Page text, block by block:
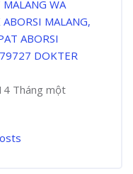
WA
MALANG,
ABORSI
DOKTER
Tháng một